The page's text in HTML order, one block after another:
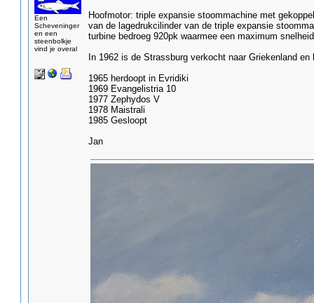
Een
Scheveninger
en een
steenbolkje
vind je overal
Hoofmotor: triple expansie stoommachine met
van de lagedrukcilinder van de triple expansie
turbine bedroeg 920pk waarmee een maximum
In 1962 is de Strassburg verkocht naar Griekenland
1965 herdoopt in Evridiki
1969 Evangelistria 10
1977 Zephydos V
1978 Maistrali
1985 Gesloopt
Jan